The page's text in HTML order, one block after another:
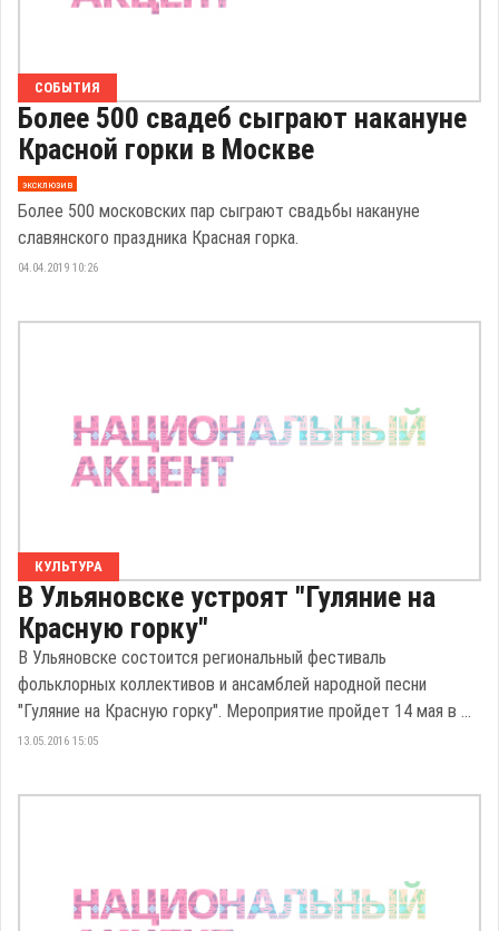
СОБЫТИЯ
Более 500 свадеб сыграют накануне
Красной горки в Москве
эксклюзив
Более 500 московских пар сыграют свадьбы накануне
славянского праздника Красная горка.
04.04.2019 10:26
КУЛЬТУРА
В Ульяновске устроят "Гуляние на
Красную горку"
В Ульяновске состоится региональный фестиваль
фольклорных коллективов и ансамблей народной песни
"Гуляние на Красную горку". Мероприятие пройдет 14 мая в ...
13.05.2016 15:05